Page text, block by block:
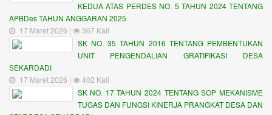
KEDUA ATAS PERDES NO. 5 TAHUN 2024 TENTANG
APBDes TAHUN ANGGARAN 2025
17 Maret 2026 |
367 Kali
SK NO. 35 TAHUN 2016 TENTANG PEMBENTUKAN
UNIT PENGENDALIAN GRATIFIKASI DESA
SEKARDADI
17 Maret 2026 |
402 Kali
SK NO. 17 TAHUN 2024 TENTANG SOP MEKANISME
TUGAS DAN FUNGSI KINERJA PRANGKAT DESA DAN